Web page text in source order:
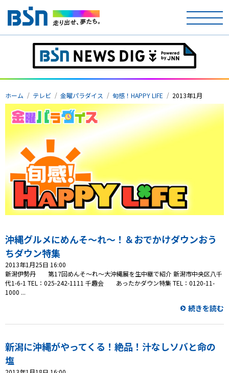
テレビ
ラジオ
アナウンサー
イベント
ニュース
プレゼント
コンテンツ・アプリ
会社概要・ビジョン
お問い合わせ
ホーム テレビ 金曜パラダイス 旬感！HAPPY LIFE 2013年1月
沖縄グルメにめんそ～れ～！＆おでかけダウンおう
ちダウン特集
2013年1月25日 16:00
新潟伊勢丹 第17回めんそ～れ～大沖縄展を生中継で紹介 新潟市中央区八千
代1-6-1 TEL：025-242-1111 千趣会 あったかダウン特集 TEL：0120-11-
1000 ...
続きを読む
新潟に沖縄がやってくる！絶品！汁なしソバと命の
塩